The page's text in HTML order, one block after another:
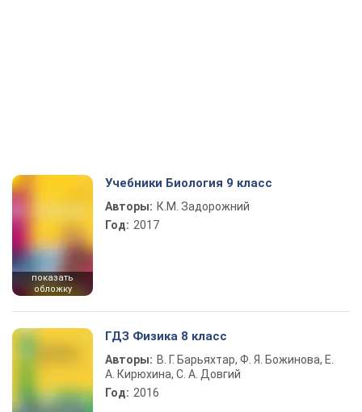
показать
обложку
Учебники Биология 9 класс
Авторы: К.М. Задорожний
Год: 2017
ГДЗ Физика 8 класс
Авторы: В. Г. Барьяхтар, Ф. Я. Божинова, Е.
А. Кирюхина, С. А. Довгий
Год: 2016